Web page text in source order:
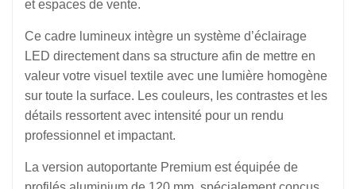
et espaces de vente.
Ce cadre lumineux intègre un système d’éclairage
LED directement dans sa structure afin de mettre en
valeur votre visuel textile avec une lumière homogène
sur toute la surface. Les couleurs, les contrastes et les
détails ressortent avec intensité pour un rendu
professionnel et impactant.
La version autoportante Premium est équipée de